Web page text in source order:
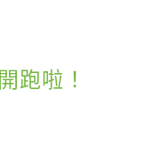
跑啦！